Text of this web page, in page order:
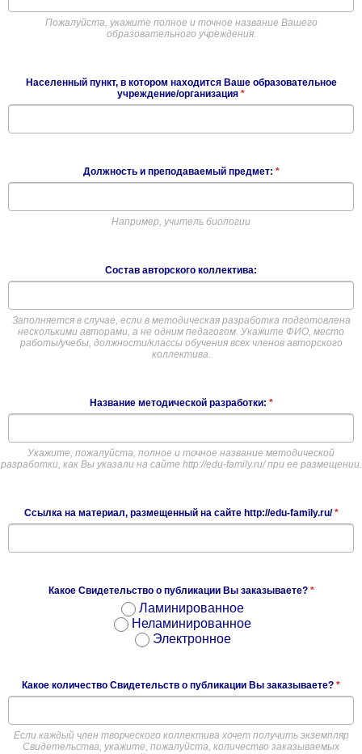
Пожалуйста, укажите полное и точное название Вашего
образовательного учреждения.
Населенный пункт, в котором находится Ваше образовательное
учреждение/организация *
Должность и преподаваемый предмет: *
Например, учитель биологии
Состав авторского коллектива:
Заполняется в случае, если в методическая разработка подготовлена
несколькими авторами, а не одним педагогом. Укажите ФИО, место
работы/учебы, должности/классы обучения всех членов авторского
коллектива.
Название методической разработки: *
Укажите, пожалуйста, полное и точное название методической
разработки, как Вы указали на сайте http://edu-family.ru/ при ее размещении.
Ссылка на материал, размещенный на сайте http://edu-family.ru/*
Какое Свидетельство о публикации Вы заказываете? *
Ламинированное
Неламинированное
Электронное
Какое количество Свидетельств о публикации Вы заказываете? *
Если каждый член творческого коллектива хочет получить экземпляр
Свидетельства, укажите, пожалуйста, количество заказываемых